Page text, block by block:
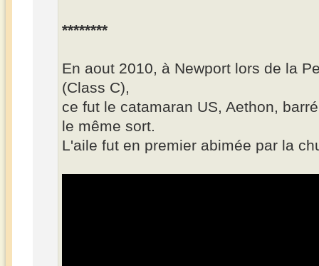
********
En aout 2010, à Newport lors de la
(Class C),
ce fut le catamaran US, Aethon,
le même sort.
L'aile fut en premier abimée par la